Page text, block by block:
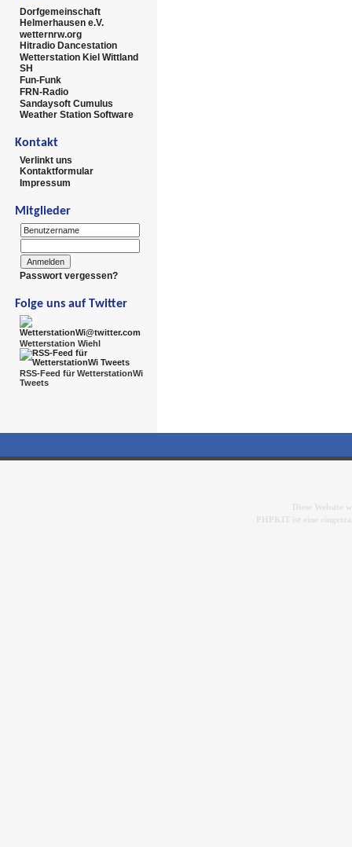
Dorfgemeinschaft
Helmerhausen e.V.
wetternrw.org
Hitradio Dancestation
Wetterstation Kiel Wittland
SH
Fun-Funk
FRN-Radio
Sandaysoft Cumulus
Weather Station Software
Kontakt
Verlinkt uns
Kontaktformular
Impressum
Mitglieder
Passwort vergessen?
Folge uns auf Twitter
Wetterstation Wiehl
RSS-Feed für WetterstationWi
Tweets